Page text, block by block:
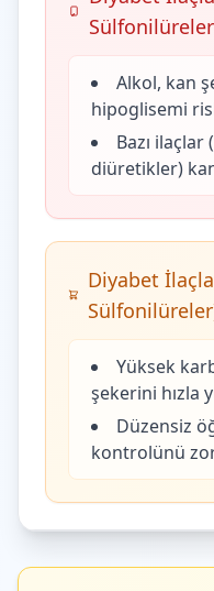
Alkol, kan
hipoglisemi
Bazı
diüretikler)
Diyabet
Yüksek
şekerini hızla
Düzensiz
kontrolünü